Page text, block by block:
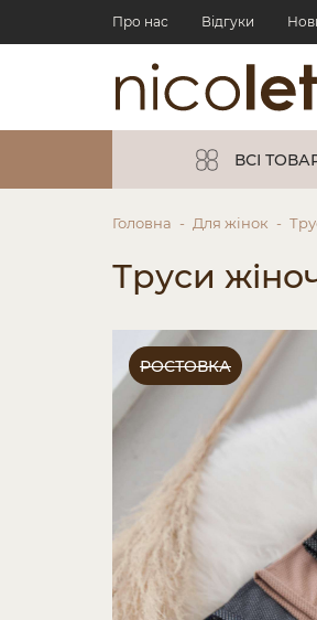
Про нас Відгуки
ВСІ
Головна Для жінок
Труси
РОСТОВКА